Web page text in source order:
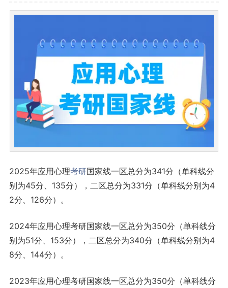
2025年应用心理考研国家线一区总分为341分（单科线分
别为45分、135分），二区总分为331分（单科线分别为4
2分、126分）。
2024年应用心理考研国家线一区总分为350分（单科线分
别为51分、153分），二区总分为340分（单科线分别为4
8分、144分）。
2023年应用心理考研国家线一区总分为350分（单科线分